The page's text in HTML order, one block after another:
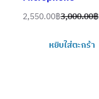
3,000.00฿
Original
2,550.00฿
Current
หยิบใส่ตะกร้า